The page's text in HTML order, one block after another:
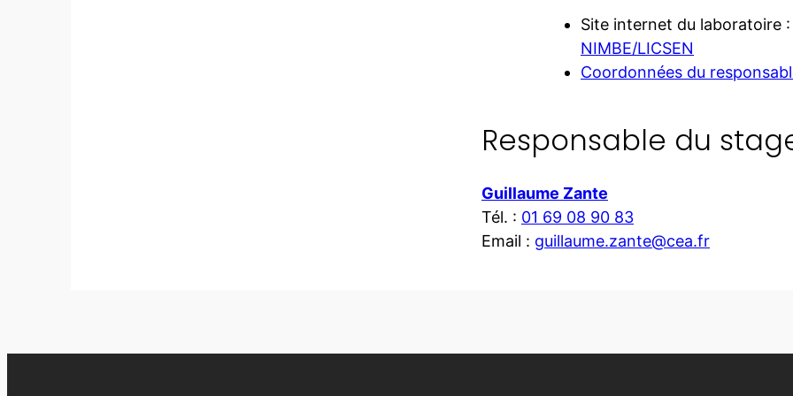
Site internet du laboratoire :
NIMBE/LICSEN
Coordonnées du
Responsable du
Guillaume Zante
Tél. : 01 69 08 90 83
Email : guillaume.zante@cea.fr